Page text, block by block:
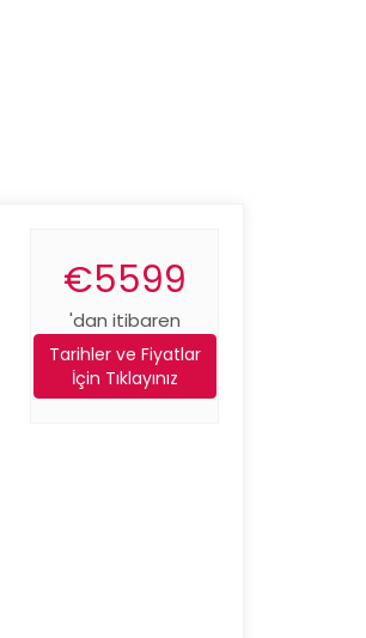
€5599
'dan itibaren
Tarihler ve Fiyatlar
İçin Tıklayınız